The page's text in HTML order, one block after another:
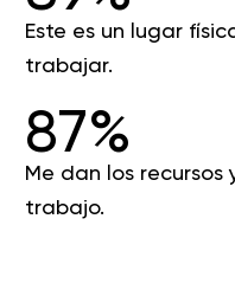
Este es un lugar
trabajar.
87%
Me dan los
trabajo.